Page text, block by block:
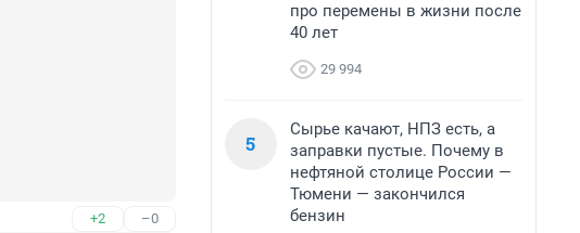
+2 –0
про перемены в жизни после
40 лет
29 994
5
Сырье качают, НПЗ есть, а
заправки пустые. Почему в
нефтяной столице России —
Тюмени — закончился
бензин